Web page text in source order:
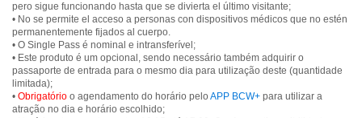
pero sigue funcionando hasta que se divierta el último visitante;
• No se permite el acceso a personas con dispositivos médicos que no estén
permanentemente fijados al cuerpo.
• O Single Pass é nominal e intransferível;
• Este produto é um opcional, sendo necessário também adquirir o
passaporte de entrada para o mesmo dia para utilização deste (quantidade
limitada);
• Obrigatório o agendamento do horário pelo APP BCW+ para utilizar a
atração no dia e horário escolhido;